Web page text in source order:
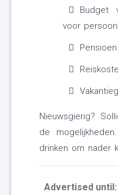
Budget
voor
Pensioen
Nieuwsgierig?
de
drinken om nader
Advertised until: